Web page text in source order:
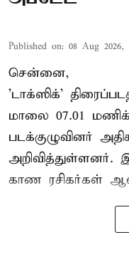
Published on: 08 Aug 2026,
சென்னை,
'டாக்ஸிக்'
மாலை 07.01
படக்குழுவினர்
அறிவித்துள்ளனர்.
காண ரசிகர்கள்